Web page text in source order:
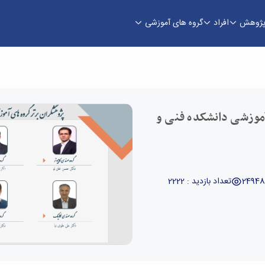
پژوهش افراد گروه های آموزشی
فنی و مهندسی
دانشکده فنی و
تعداد بازدید : 2222